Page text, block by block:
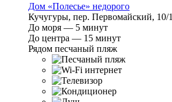
Дом «Полесье» недорого
Кучугуры, пер. Первомайский, 10/1
До моря — 5 минут
До центра — 15 минут
Рядом песчаный пляж